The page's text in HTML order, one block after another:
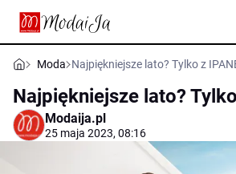
Moda Najpiękniejsze lato? Tylko z
Najpiękniejsze lato?
Modaija.pl
25 maja 2023, 08:16